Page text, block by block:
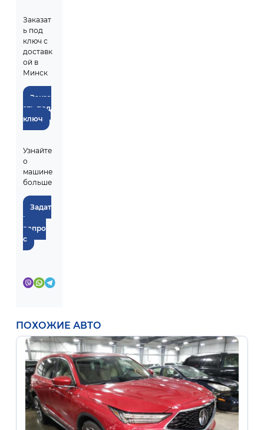
Заказат
ь под
ключ с
доставк
ой в
Минск
Заказ
ать под
ключ
Узнайте
о
машине
больше
Задат
ь
вопро
с
ПОХОЖИЕ АВТО